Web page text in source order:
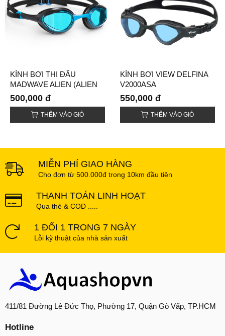
KÍNH BƠI THI ĐẤU
MADWAVE ALIEN (ALIEN
GOGGLES)
500,000 đ
THÊM VÀO GIỎ
KÍNH BƠI VIEW DELFINA
V2000ASA
550,000 đ
THÊM VÀO GIỎ
MIỄN PHÍ GIAO HÀNG
Cho đơn từ 500.000đ trong 10km đầu tiên
THANH TOÁN LINH HOẠT
Qua thẻ & COD .....
1 ĐỔI 1 TRONG 7 NGÀY
Lỗi kỹ thuật của nhà sản xuất
411/81 Đường Lê Đức Thọ, Phường 17, Quận Gò Vấp, TP.HCM
Hotline